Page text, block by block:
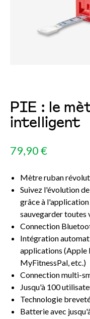
PIE : le
intelligent
79,90 €
Mètre ruban
Suivez l'évolution
grâce à
sauvegarder toutes
Connection
Intégration
applications (Apple
MyFitnessPal, etc.)
Connection multi-
Jusqu'à 100
Technologie
Batterie avec